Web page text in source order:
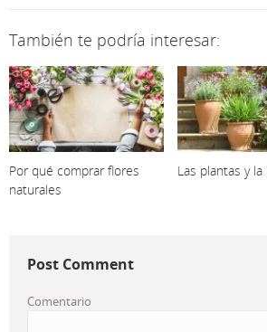
También te podría interesar:
Por qué comprar flores
naturales
Las plantas y
Post Comment
Comentario